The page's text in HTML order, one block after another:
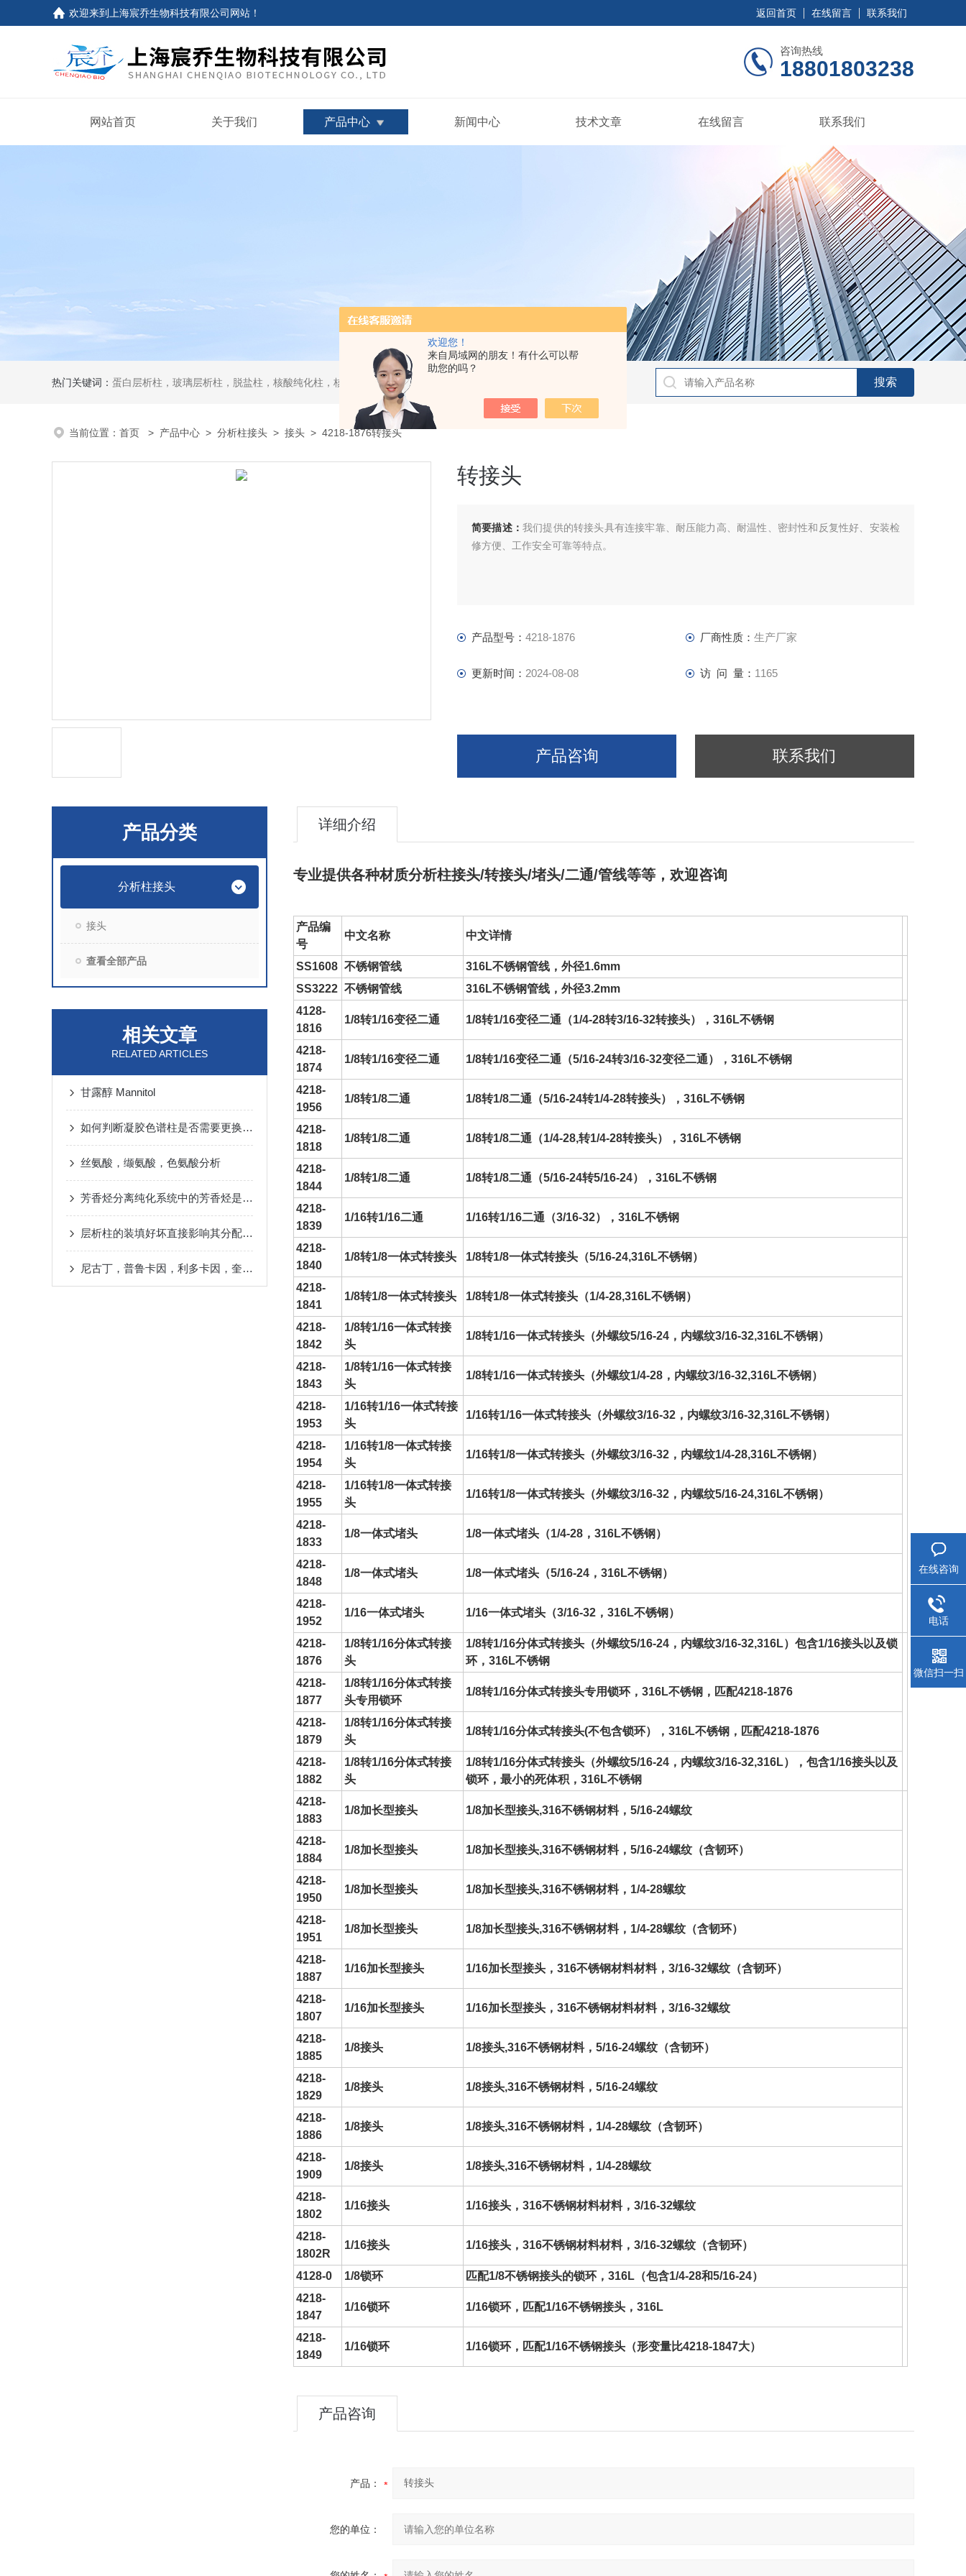
欢迎您！
来自局域网的朋友！有什么可以帮
助您的吗？
欢迎来到上海宸乔生物科技有限公司网站！ 返回首页 在线留言 联系我们
咨询热线
18801803238
网站首页 关于我们 产品中心 新闻中心 技术文章 在线留言 联系我们
热门关键词： 蛋白层析柱，玻璃层析柱，脱盐柱，核酸纯化柱，核酸分离柱，DAC制备柱，分子筛空柱，装柱机
当前位置： 首页 > 产品中心 > 分析柱接头 > 接头 > 4218-1876转接头
转接头
简要描述： 我们提供的转接头具有连接牢靠、耐压能力高、耐温性、密封性和反复性好、安装检
修方便、工作安全可靠等特点。
产品型号： 4218-1876 厂商性质： 生产厂家
更新时间： 2024-08-08 访 问 量： 1165
产品咨询 联系我们
产品分类
分析柱接头
接头
查看全部产品
相关文章
RELATED ARTICLES
甘露醇 Mannitol
如何判断凝胶色谱柱是否需要更换？这些信号需警惕
丝氨酸，缬氨酸，色氨酸分析
芳香烃分离纯化系统中的芳香烃是什么呢
层析柱的装填好坏直接影响其分配效果
尼古丁，普鲁卡因，利多卡因，奎宁，多虑平，去甲替林，阿米替林分析
详细介绍
专业提供各种材质分析柱接头/转接头/堵头/二通/管线等等，欢迎咨询
产品编
号
中文名称 中文详情
SS1608 不锈钢管线
316L不锈钢管线，外径1.6mm
SS3222 不锈钢管线
316L不锈钢管线，外径3.2mm
4128-
1816
1/8转1/16变径二通 1/8转1/16变径二通 （1/4-28转3/16-32转接头），316L不锈钢
4218-
1874
1/8转1/16变径二通 1/8转1/16变径二通 （5/16-24转3/16-32变径二通），316L不锈钢
4218-
1956
1/8转1/8二通 1/8转1/8二通（5/16-24转1/4-28转接头），316L不锈钢
4218-
1818
1/8转1/8二通 1/8转1/8二通（1/4-28,转1/4-28转接头），316L不锈钢
4218-
1844
1/8转1/8二通 1/8转1/8二通（5/16-24转5/16-24），316L不锈钢
4218-
1839
1/16转1/16二通 1/16转1/16二通（3/16-32），316L不锈钢
4218-
1840
1/8转1/8一体式转接头 1/8转1/8一体式转接头 （5/16-24,316L不锈钢）
4218-
1841
1/8转1/8一体式转接头 1/8转1/8一体式转接头 （1/4-28,316L不锈钢）
4218-
1842
1/8转1/16一体式转接
头
1/8转1/16一体式转接头 （外螺纹5/16-24，内螺纹3/16-32,316L不锈钢）
4218-
1843
1/8转1/16一体式转接
头
1/8转1/16一体式转接头 （外螺纹1/4-28，内螺纹3/16-32,316L不锈钢）
4218-
1953
1/16转1/16一体式转接
头
1/16转1/16一体式转接头 （外螺纹3/16-32，内螺纹3/16-32,316L不锈钢）
4218-
1954
1/16转1/8一体式转接
头
1/16转1/8一体式转接头 （外螺纹3/16-32，内螺纹1/4-28,316L不锈钢）
4218-
1955
1/16转1/8一体式转接
头
1/16转1/8一体式转接头 （外螺纹3/16-32，内螺纹5/16-24,316L不锈钢）
4218-
1833
1/8一体式堵头 1/8一体式堵头（1/4-28，316L不锈钢）
4218-
1848
1/8一体式堵头 1/8一体式堵头（5/16-24，316L不锈钢）
4218-
1952
1/16一体式堵头 1/16一体式堵头（3/16-32，316L不锈钢）
4218-
1876
1/8转1/16分体式转接
头
1/8转1/16分体式转接头 （外螺纹5/16-24，内螺纹3/16-32,316L）包含1/16接头以及锁
环，316L不锈钢
4218-
1877
1/8转1/16分体式转接
头专用锁环
1/8转1/16分体式转接头专用锁环，316L不锈钢，匹配4218-1876
4218-
1879
1/8转1/16分体式转接
头
1/8转1/16分体式转接头(不包含锁环），316L不锈钢，匹配4218-1876
4218-
1882
1/8转1/16分体式转接
头
1/8转1/16分体式转接头 （外螺纹5/16-24，内螺纹3/16-32,316L），包含1/16接头以及
锁环，最小的死体积，316L不锈钢
4218-
1883
1/8加长型接头 1/8加长型接头,316不锈钢材料，5/16-24螺纹
4218-
1884
1/8加长型接头 1/8加长型接头,316不锈钢材料，5/16-24螺纹（含韧环）
4218-
1950
1/8加长型接头 1/8加长型接头,316不锈钢材料，1/4-28螺纹
4218-
1951
1/8加长型接头 1/8加长型接头,316不锈钢材料，1/4-28螺纹（含韧环）
4218-
1887
1/16加长型接头 1/16加长型接头，316不锈钢材料材料，3/16-32螺纹（含韧环）
4218-
1807
1/16加长型接头 1/16加长型接头，316不锈钢材料材料，3/16-32螺纹
4218-
1885
1/8接头 1/8接头,316不锈钢材料，5/16-24螺纹（含韧环）
4218-
1829
1/8接头 1/8接头,316不锈钢材料，5/16-24螺纹
4218-
1886
1/8接头 1/8接头,316不锈钢材料，1/4-28螺纹（含韧环）
4218-
1909
1/8接头 1/8接头,316不锈钢材料，1/4-28螺纹
4218-
1802
1/16接头 1/16接头，316不锈钢材料材料，3/16-32螺纹
4218-
1802R
1/16接头 1/16接头，316不锈钢材料材料，3/16-32螺纹（含韧环）
4128-0 1/8锁环
匹配1/8不锈钢接头的锁环，316L（包含1/4-28和5/16-24）
4218-
1847
1/16锁环 1/16锁环，匹配1/16不锈钢接头，316L
4218-
1849
1/16锁环 1/16锁环，匹配1/16不锈钢接头（形变量比4218-1847大）
产品咨询
产品：
您的单位：
在线咨询
电话
微信扫一扫